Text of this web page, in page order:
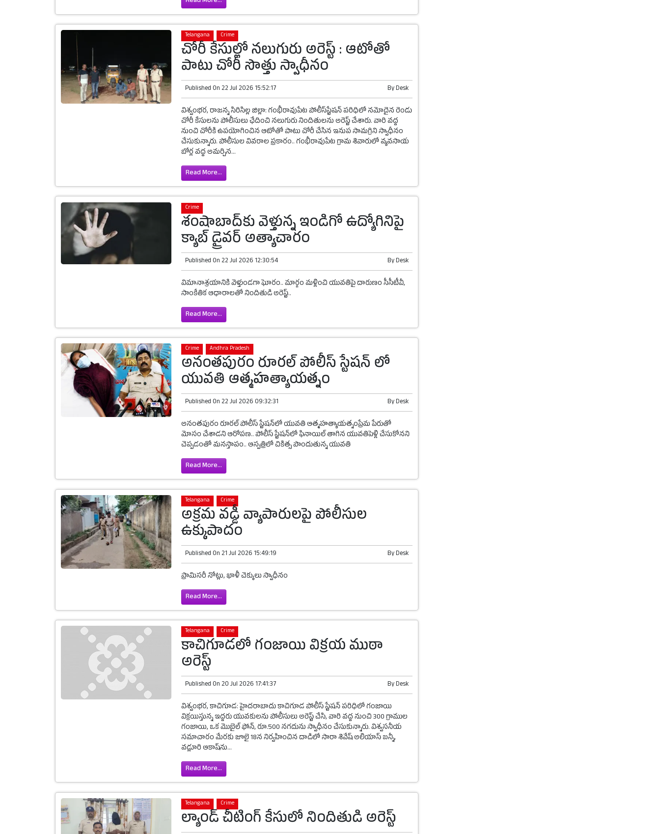
Telangana Crime
చోరీ కేసుల్లో నలుగురు అరెస్ట్ : ఆటోతో
పాటు చోరీ సొత్తు స్వాధీనం
Published On 22 Jul 2026 15:52:17 ByDesk
విశ్వంభర, రాజన్న సిరిసిల్ల జిల్లా: గంభీరావుపేట పోలీస్‌స్టేషన్ పరిధిలో నమోదైన రెండు
చోరీ కేసులను పోలీసులు ఛేదించి నలుగురు నిందితులను అరెస్ట్ చేశారు. వారి వద్ద
నుంచి చోరీకి ఉపయోగించిన ఆటోతో పాటు చోరీ చేసిన ఇనుప సామగ్రిని స్వాధీనం
చేసుకున్నారు. పోలీసుల వివరాల ప్రకారం.. గంభీరావుపేట గ్రామ శివారులో వ్యవసాయ
బోర్ల వద్ద అమర్చిన...
Read More...
Crime
శంషాబాద్‌కు వెళ్తున్న ఇండిగో ఉద్యోగినిపై
క్యాబ్ డ్రైవర్ అత్యాచారం
Published On 22 Jul 2026 12:30:54 ByDesk
విమానాశ్రయానికి వెళ్తుండగా ఘోరం.. మార్గం మళ్లించి యువతిపై దారుణం సీసీటీవీ,
సాంకేతిక ఆధారాలతో నిందితుడి అరెస్ట్..
Read More...
Crime Andhra Pradesh
అనంతపురం రూరల్ పోలీస్ స్టేషన్ లో
యువతి ఆత్మహత్యాయత్నం
Published On 22 Jul 2026 09:32:31 ByDesk
అనంతపురం రూరల్ పోలీస్ స్టేషన్‌లో యువతి ఆత్మహత్యాయత్నంప్రేమ పేరుతో
మోసం చేశాడని ఆరోపణ.. పోలీస్ స్టేషన్‌లో ఫినాయిల్ తాగిన యువతిపెళ్లి చేసుకోనని
చెప్పడంతో మనస్తాపం.. ఆస్పత్రిలో చికిత్స పొందుతున్న యువతి
Read More...
Telangana Crime
అక్రమ వడ్డీ వ్యాపారులపై పోలీసుల
ఉక్కుపాదం
Published On 21 Jul 2026 15:49:19 ByDesk
ప్రామిసరీ నోట్లు, ఖాళీ చెక్కులు స్వాధీనం
Read More...
Telangana Crime
కాచిగూడలో గంజాయి విక్రయ ముఠా
అరెస్ట్
Published On 20 Jul 2026 17:41:37 ByDesk
విశ్వంభర, కాచిగూడ: హైదరాబాదు కాచిగూడ పోలీస్ స్టేషన్ పరిధిలో గంజాయి
విక్రయిస్తున్న ఇద్దరు యువకులను పోలీసులు అరెస్ట్ చేసి, వారి వద్ద నుంచి 300 గ్రాముల
గంజాయి, ఒక మొబైల్ ఫోన్, రూ.500 నగదును స్వాధీనం చేసుకున్నారు. విశ్వసనీయ
సమాచారం మేరకు జూలై 18న నిర్వహించిన దాడిలో సారా శివేష్ అలియాస్ బన్నీ,
వడ్లూరి ఆకాష్‌ను...
Read More...
Telangana Crime
ల్యాండ్ చీటింగ్ కేసులో నిందితుడి అరెస్ట్